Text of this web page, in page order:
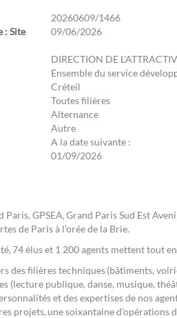
20260609/1466
: Site
09/06/2026
DIRECTION DE
Ensemble du service
Créteil
Toutes filières
Alternance
Autre
A la date suivante :
01/09/2026
GPSEA, Grand Paris Sud Est
de Paris à l’orée de la Brie.
74 élus et 1 200 agents mettent
des filières techniques (bâtiments,
(lecture publique, danse, musique,
et des expertises de nos
projets, une soixantaine